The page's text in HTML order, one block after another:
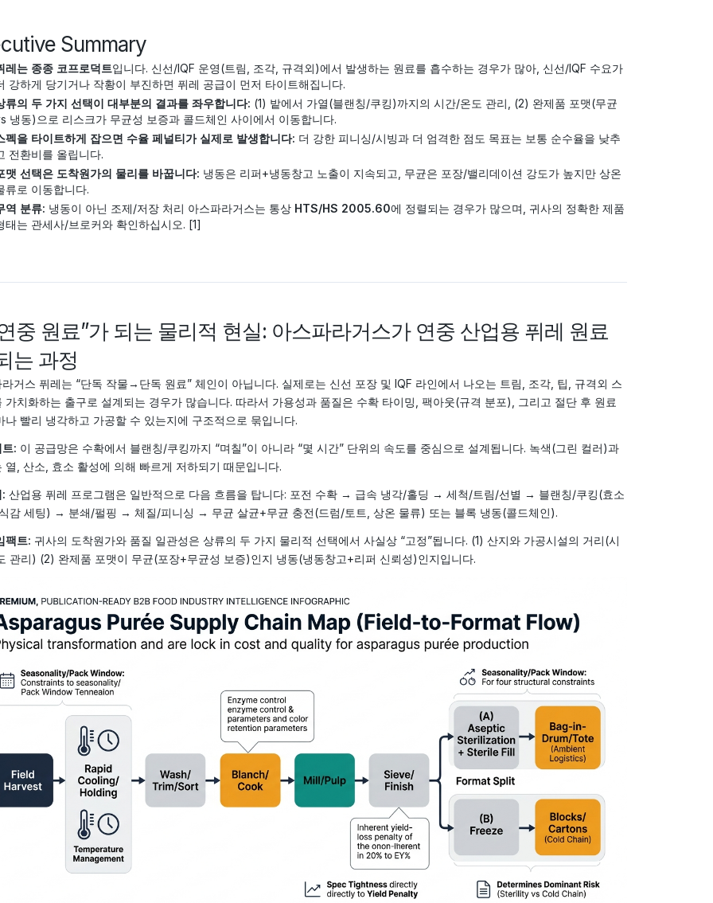
Summary
레는 종종 코프로덕트입니다. 신선/IQF 운영(트림, 조각, 규격외)에서 발생하는 원료를 흡수하는 경우가 많아, 신선/IQF 수요가
강하게 당기거나 작황이 부진하면 퓌레 공급이 먼저 타이트해집니다.
류의 두 가지 선택이 대부분의 결과를 좌우합니다: (1) 밭에서 가열(블랜칭/쿠킹)까지의 시간/온도 관리, (2) 완제품 포맷(무균
냉동)으로 리스크가 무균성 보증과 콜드체인 사이에서 이동합니다.
펙을 타이트하게 잡으면 수율 페널티가 실제로 발생합니다: 더 강한 피니싱/시빙과 더 엄격한 점도 목표는 보통 순수율을 낮추
전환비를 올립니다.
맷 선택은 도착원가의 물리를 바꿉니다: 냉동은 리퍼+냉동창고 노출이 지속되고, 무균은 포장/밸리데이션 강도가 높지만 상온
류로 이동합니다.
역 분류: 냉동이 아닌 조제/저장 처리 아스파라거스는 통상 HTS/HS 2005.60에 정렬되는 경우가 많으며, 귀사의 정확한 제품
태는 관세사/브로커와 확인하십시오. [1]
중 원료”가 되는 물리적 현실: 아스파라거스가 연중 산업용 퓌레 원료
는 과정
거스 퓌레는 “단독 작물→단독 원료” 체인이 아닙니다. 실제로는 신선 포장 및 IQF 라인에서 나오는 트림, 조각, 팁, 규격외 스
가치화하는 출구로 설계되는 경우가 많습니다. 따라서 가용성과 품질은 수확 타이밍, 팩아웃(규격 분포), 그리고 절단 후 원료
나 빨리 냉각하고 가공할 수 있는지에 구조적으로 묶입니다.
: 이 공급망은 수확에서 블랜칭/쿠킹까지 “며칠”이 아니라 “몇 시간” 단위의 속도를 중심으로 설계됩니다. 녹색(그린 컬러)과
열, 산소, 효소 활성에 의해 빠르게 저하되기 때문입니다.
산업용 퓌레 프로그램은 일반적으로 다음 흐름을 탑니다: 포전 수확 → 급속 냉각/홀딩 → 세척/트림/선별 → 블랜칭/쿠킹(효소
감 세팅) → 분쇄/펄핑 → 체질/피니싱 → 무균 살균+무균 충전(드럼/토트, 상온 물류) 또는 블록 냉동(콜드체인).
팩트: 귀사의 도착원가와 품질 일관성은 상류의 두 가지 물리적 선택에서 사실상 “고정”됩니다. (1) 산지와 가공시설의 거리(시
관리) (2) 완제품 포맷이 무균(포장+무균성 보증)인지 냉동(냉동창고+리퍼 신뢰성)인지입니다.